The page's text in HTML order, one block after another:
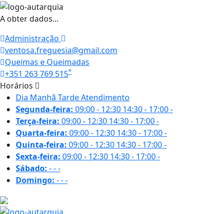
A obter dados...
Administração
ventosa.freguesia@gmail.com
Queimas e Queimadas
+351 263 769 515*
Horários
Dia Manhã TardeAtendimento
Segunda-feira: 09:00 - 12:30 14:30 - 17:00-
Terça-feira: 09:00 - 12:30 14:30 - 17:00-
Quarta-feira: 09:00 - 12:30 14:30 - 17:00-
Quinta-feira: 09:00 - 12:30 14:30 - 17:00-
Sexta-feira: 09:00 - 12:30 14:30 - 17:00-
Sábado: ---
Domingo: ---